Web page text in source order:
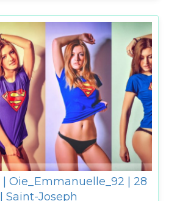
Oie_Emmanuelle_92 | 28
Saint-Joseph